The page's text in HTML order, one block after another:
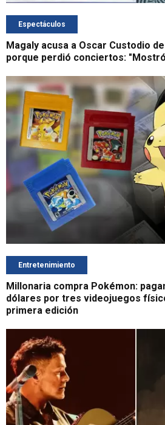
Espectáculos
Magaly acusa a Oscar Custodio
porque perdió conciertos:
Entretenimiento
Millonaria compra Pokémon:
dólares por tres videojuegos
primera edición